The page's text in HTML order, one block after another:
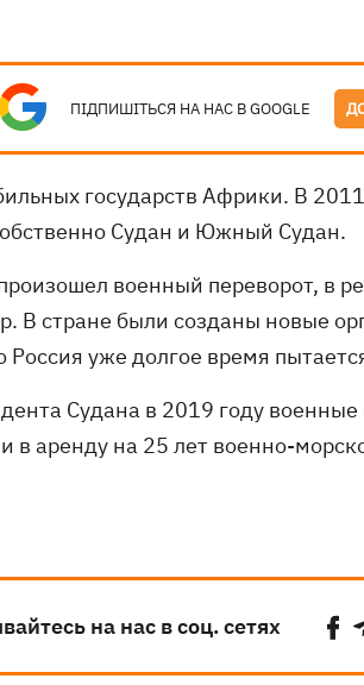
ПІДПИШІТЬСЯ НА НАС В GOOGLE
государств Африки. В
Судан и Южный Судан.
военный переворот, в
В стране были созданы новые
уже долгое время
Судана в 2019 году
в аренду на 25 лет военно-
на нас в соц. сетях